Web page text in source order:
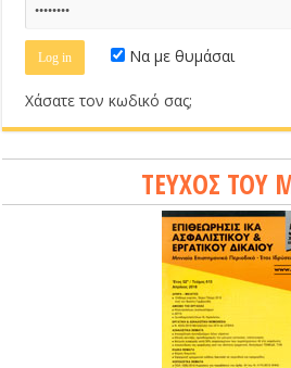
Να με θυμάσαι
Χάσατε τον κωδικό σας;
ΤΕΥΧΟΣ ΤΟΥ